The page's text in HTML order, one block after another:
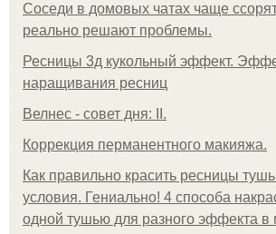
Соседи в домовых чатах чаще
реально решают проблемы.
Ресницы 3д кукольный эффект.
наращивания ресниц
Велнес - совет дня: II.
Коррекция перманентного макияжа.
Как правильно красить ресницы
условия. Гениально! 4 способа
одной тушью для разного эффекта в